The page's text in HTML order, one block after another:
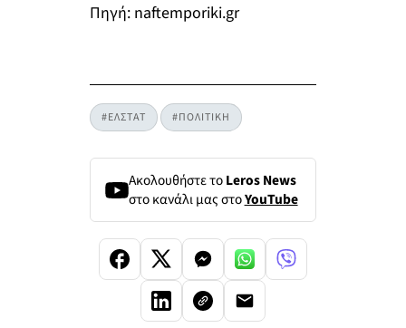
Πηγή: naftemporiki.gr
#ΕΛΣΤΑΤ #ΠΟΛΙΤΙΚΗ
Ακολουθήστε τοLeros News
στο κανάλι μας στοYouTube